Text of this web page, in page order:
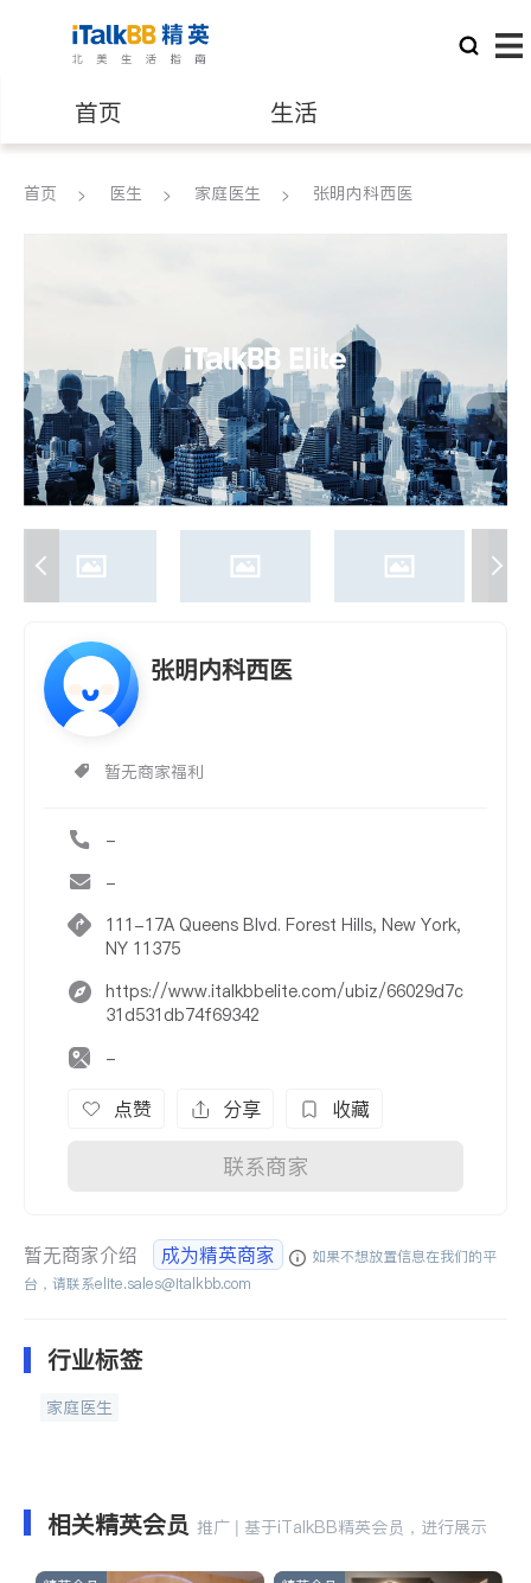
首页 生活
医生 律师
养老 非盈利组织
首页 医生 家庭医生 张明内科西医
张明内科西医
暂无商家福利
-
-
111-17A Queens Blvd. Forest Hills, New York,
NY 11375
https://www.italkbbelite.com/ubiz/66029d7c
31d531db74f69342
-
点赞 分享 收藏
联系商家
暂无商家介绍 成为精英商家
如果不想放置信息在我们的平
台，请联系elite.sales@italkbb.com
行业标签
家庭医生
相关精英会员 推广 | 基于iTalkBB精英会员，进行展示